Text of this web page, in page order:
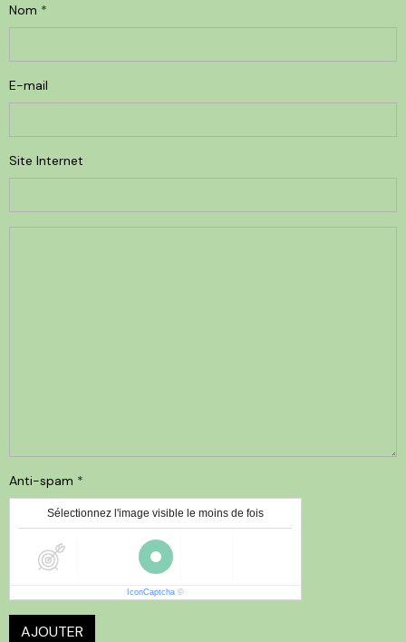
Nom
E-mail
Site Internet
Anti-spam
Sélectionnez l'image visible le moins de fois
IconCaptcha ©
AJOUTER